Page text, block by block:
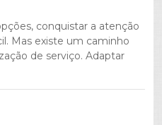
conquistar a atenção
Mas existe um caminho
de serviço. Adaptar